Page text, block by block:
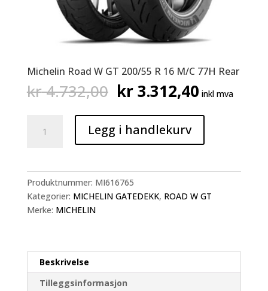
Michelin Road W GT 200/55 R 16 M/C 77H Rear
kr4.732,00 Opprinnelig
pris
var:
kr 4.732,00.
kr3.312,40
pris
er:
inkl mva
Road
200/55
antall
Legg i handlekurv
Produktnummer: MI616765
Kategorier: MICHELIN GATEDEKK, ROAD W GT
Merke: MICHELIN
Beskrivelse
Tilleggsinformasjon